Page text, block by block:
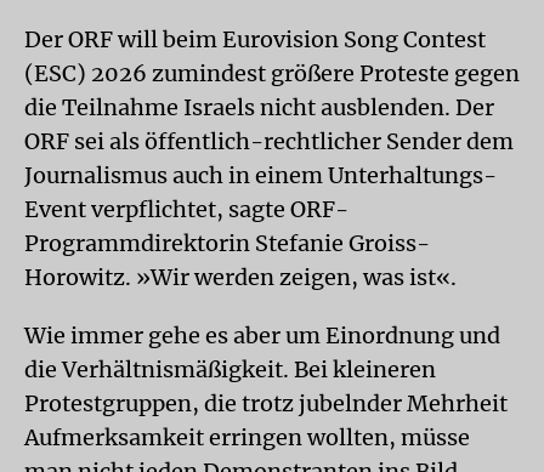
Der ORF will beim Eurovision Song Contest
(ESC) 2026 zumindest größere Proteste gegen
die Teilnahme Israels nicht ausblenden. Der
ORF sei als öffentlich-rechtlicher Sender dem
Journalismus auch in einem Unterhaltungs-
Event verpflichtet, sagte ORF-
Programmdirektorin Stefanie Groiss-
Horowitz. »Wir werden zeigen, was ist«.
Wie immer gehe es aber um Einordnung und
die Verhältnismäßigkeit. Bei kleineren
Protestgruppen, die trotz jubelnder Mehrheit
Aufmerksamkeit erringen wollten, müsse